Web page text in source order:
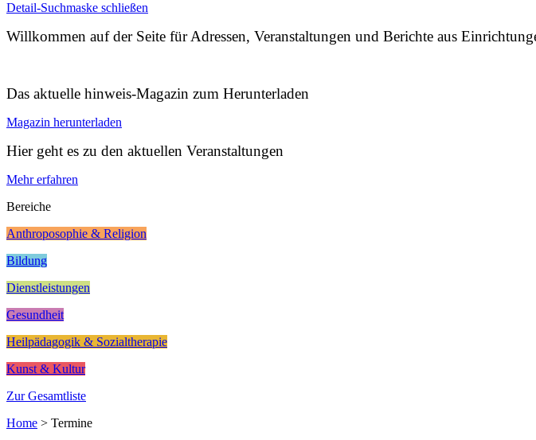
Detail-Suchmaske schließen
Willkommen auf der Seite für Adressen, Veranstaltungen und Berichte aus
Das aktuelle hinweis-Magazin zum Herunterladen
Magazin herunterladen
Hier geht es zu den aktuellen Veranstaltungen
Mehr erfahren
Bereiche
Anthroposophie & Religion
Bildung
Dienstleistungen
Gesundheit
Heilpädagogik & Sozialtherapie
Kunst & Kultur
Zur Gesamtliste
Home > Termine